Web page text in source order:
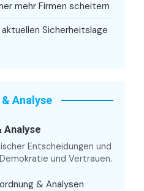
mehr Firmen scheitern
Sicherheitslage
Analyse
Analyse
Entscheidungen und
und Vertrauen.
& Analysen